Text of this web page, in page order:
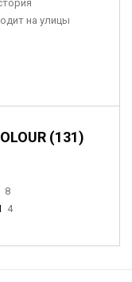
на улицы
(131)
8
4